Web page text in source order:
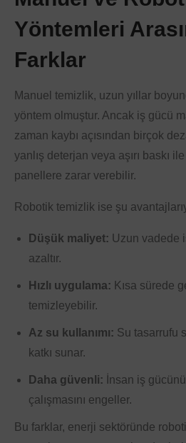
Yöntemleri
Farklar
Manuel temizlik, uzun yıllar
yöntem olmuştur. Ancak iş gücü
zaman kaybı açısından birçok
yanlış deterjan veya aşırı baskı
panellere zarar verebilir.
Robotik temizlik ise şu
Düşük maliyet: Uzun vadede
azaltır.
Hızlı uygulama: Kısa sürede
temizleyebilir.
Az su kullanımı: Su tasarrufu
katkı sunar.
Daha güvenli: İnsan iş
çalışmasını engeller.
Bu farklar, enerji sektöründe